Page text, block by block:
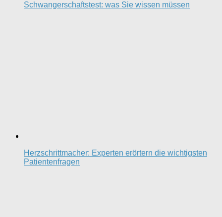
Schwangerschaftstest: was Sie wissen müssen
Herzschrittmacher: Experten erörtern die wichtigsten
Patientenfragen